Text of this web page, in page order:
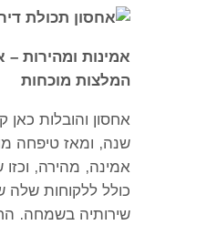
אמינות ומהירות –
המלצות מוכחות
שנה, ומאז טיפחה
אמינה, מהירה,
כולל ללקוחות שלה
שירותיה בשמחה.